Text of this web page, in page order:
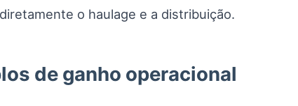
o haulage e a distribuição.
de ganho operacional